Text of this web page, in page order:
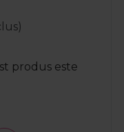
produs este